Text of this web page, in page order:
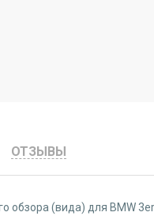
ОТЗЫВЫ
обзора (вида) для BMW